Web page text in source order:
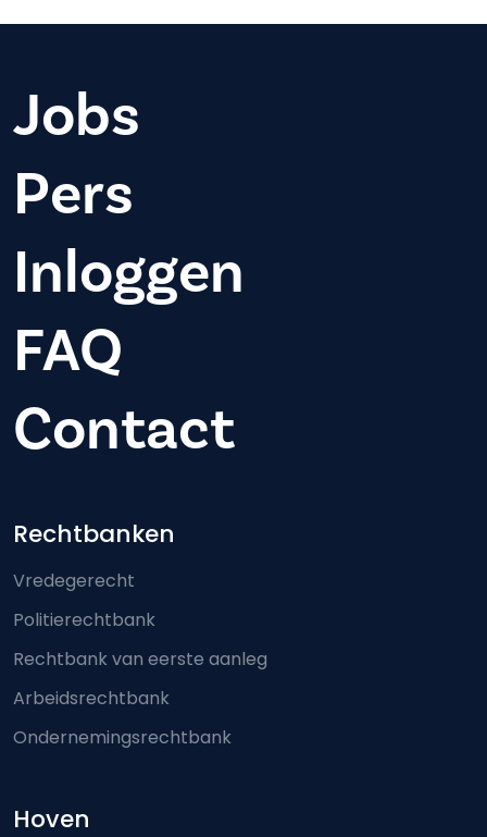
Jobs
Pers
Inloggen
FAQ
Contact
Footer-menu
Rechtbanken
Vredegerecht
Politierechtbank
Rechtbank van eerste aanleg
Arbeidsrechtbank
Ondernemingsrechtbank
Hoven